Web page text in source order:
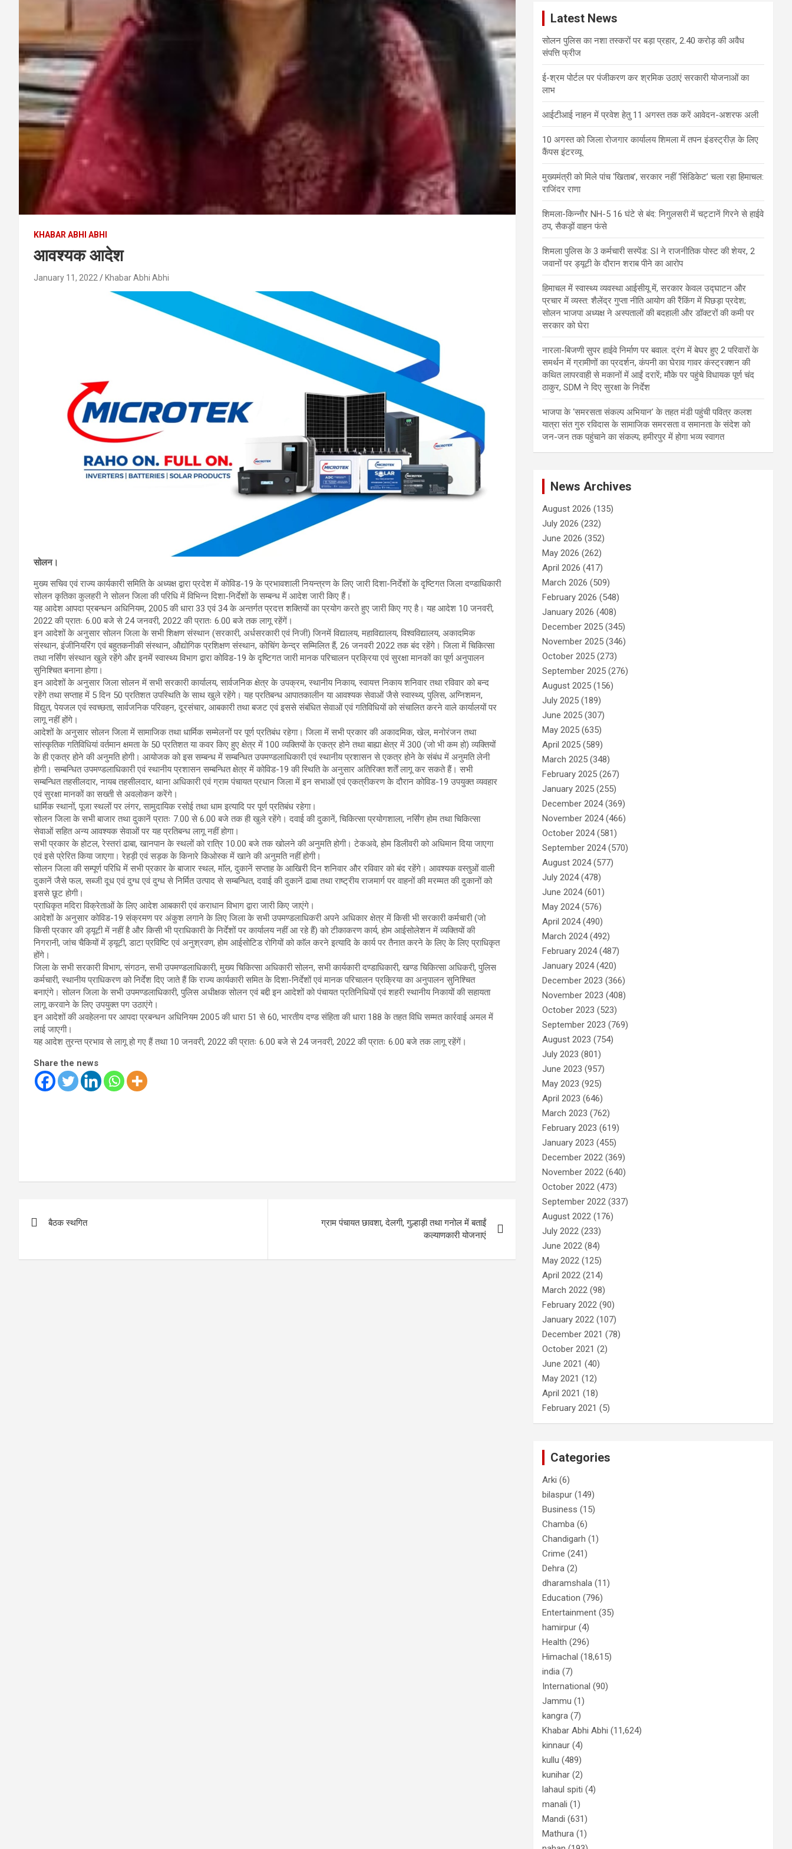
KHABAR ABHI ABHI
आवश्यक आदेश
January 11, 2022 Khabar Abhi Abhi
सोलन।
मुख्य सचिव एवं राज्य कार्यकारी समिति के अध्यक्ष द्वारा प्रदेश में कोविड-19 के प्रभावशाली नियन्त्रण के लिए जारी दिशा-निर्देशों के दृष्टिगत जिला दण्डाधिकारी
सोलन कृतिका कुलहरी ने सोलन जिला की परिधि में विभिन्न दिशा-निर्देशों के सम्बन्ध में आदेश जारी किए हैं।
यह आदेश आपदा प्रबन्धन अधिनियम, 2005 की धारा 33 एवं 34 के अन्तर्गत प्रदत्त शक्तियों का प्रयोग करते हुए जारी किए गए है। यह आदेश 10 जनवरी,
2022 की प्रातः 6.00 बजे से 24 जनवरी, 2022 की प्रातः 6.00 बजे तक लागू रहेंगें।
इन आदेशों के अनुसार सोलन जिला के सभी शिक्षण संस्थान (सरकारी, अर्धसरकारी एवं निजी) जिनमें विद्यालय, महाविद्यालय, विश्वविद्यालय, अकादमिक
संस्थान, इंजीनियरिंग एवं बहुतकनीकी संस्थान, औद्योगिक प्रशिक्षण संस्थान, कोचिंग केन्द्र सम्मिलित हैं, 26 जनवरी 2022 तक बंद रहेंगे। जिला में चिकित्सा
तथा नर्सिंग संस्थान खुले रहेंगे और इनमें स्वास्थ्य विभाग द्वारा कोविड-19 के दृष्टिगत जारी मानक परिचालन प्रक्रिया एवं सुरक्षा मानकों का पूर्ण अनुपालन
सुनिश्चित बनाना होगा।
इन आदेशों के अनुसार जिला सोलन में सभी सरकारी कार्यालय, सार्वजनिक क्षेत्र के उपक्रम, स्थानीय निकाय, स्वायत्त निकाय शनिवार तथा रविवार को बन्द
रहेंगे तथा सप्ताह में 5 दिन 50 प्रतिशत उपस्थिति के साथ खुले रहेंगे। यह प्रतिबन्ध आपातकालीन या आवश्यक सेवाओं जैसे स्वास्थ्य, पुलिस, अग्निशमन,
विद्युत, पेयजल एवं स्वच्छता, सार्वजनिक परिवहन, दूरसंचार, आबकारी तथा बजट एवं इससे संबंधित सेवाओं एवं गतिविधियों को संचालित करने वाले कार्यालयों पर
लागू नहीं होंगे।
आदेशों के अनुसार सोलन जिला में सामाजिक तथा धार्मिक सम्मेलनों पर पूर्ण प्रतिबंध रहेगा। जिला में सभी प्रकार की अकादमिक, खेल, मनोरंजन तथा
सांस्कृतिक गतिविधियां वर्तमान क्षमता के 50 प्रतिशत या कवर किए हुए क्षेत्र में 100 व्यक्तियों के एकत्र होने तथा बाह्या क्षेत्र में 300 (जो भी कम हो) व्यक्तियों
के ही एकत्र होने की अनुमति होगी। आयोजक को इस सम्बन्ध में सम्बन्धित उपमण्डलाधिकारी एवं स्थानीय प्रशासन से एकत्र होने के संबंध में अनुमति लेनी
होगी। सम्बन्धित उपमण्डलाधिकारी एवं स्थानीय प्रशासन सम्बन्धित क्षेत्र में कोविड-19 की स्थिति के अनुसार अतिरिक्त शर्तें लागू कर सकते हैं। सभी
सम्बन्धित तहसीलदार, नायब तहसीलदार, थाना अधिकारी एवं ग्राम पंचायत प्रधान जिला में इन सभाओं एवं एकत्रीकरण के दौरान कोविड-19 उपयुक्त व्यवहार
एवं सुरक्षा मानकों का सख्ती से अवलोकन करेंगे।
धार्मिक स्थानों, पूजा स्थलों पर लंगर, सामुदायिक रसोई तथा धाम इत्यादि पर पूर्ण प्रतिबंध रहेगा।
सोलन जिला के सभी बाजार तथा दुकानें प्रातः 7.00 से 6.00 बजे तक ही खुले रहेंगे। दवाई की दुकानें, चिकित्सा प्रयोगशाला, नर्सिंग होम तथा चिकित्सा
सेवाओं सहित अन्य आवश्यक सेवाओं पर यह प्रतिबन्ध लागू नहीं होगा।
सभी प्रकार के होटल, रेस्तरां ढाबा, खानपान के स्थलों को रात्रि 10.00 बजे तक खोलने की अनुमति होगी। टेकअवे, होम डिलीवरी को अधिमान दिया जाएगा
एवं इसे प्रेरित किया जाएगा। रेहड़ी एवं सड़क के किनारे किओस्क में खाने की अनुमति नहीं होगी।
सोलन जिला की सम्पूर्ण परिधि में सभी प्रकार के बाजार स्थल, माॅल, दुकानें सप्ताह के आखिरी दिन शनिवार और रविवार को बंद रहेंगे। आवश्यक वस्तुओं वाली
दुकानें जैसे फल, सब्जी दूध एवं दुग्ध एवं दुग्ध से निर्मित उत्पाद से सम्बन्धित, दवाई की दुकानें ढाबा तथा राष्ट्रीय राजमार्ग पर वाहनों की मरम्मत की दुकानों को
इससे छूट होगी।
प्राधिकृत मदिरा विक्रेताओं के लिए आदेश आबकारी एवं कराधान विभाग द्वारा जारी किए जाएंगे।
आदेशों के अनुसार कोविड-19 संक्रमण पर अंकुश लगाने के लिए जिला के सभी उपमण्डलाधिकरी अपने अधिकार क्षेत्र में किसी भी सरकारी कर्मचारी (जो
किसी प्रकार की ड्यूटी में नहीं है और किसी भी प्राधिकारी के निर्देशों पर कार्यालय नहीं आ रहे हैं) को टीकाकरण कार्य, होम आईसोलेशन में व्यक्तियों की
निगरानी, जांच चैकियों में ड्यूटी, डाटा प्रविष्टि एवं अनुश्रवण, होम आईसोटिड रोगियों को काॅल करने इत्यादि के कार्य पर तैनात करने के लिए के लिए प्राधिकृत
होंगे।
जिला के सभी सरकारी विभाग, संगठन, सभी उपमण्डलाधिकारी, मुख्य चिकित्सा अधिकारी सोलन, सभी कार्यकारी दण्डाधिकारी, खण्ड चिकित्सा अधिकरी, पुलिस
कर्मचारी, स्थानीय प्राधिकरण को निर्देश दिए जाते हैं कि राज्य कार्यकारी समित के दिशा-निर्देशों एवं मानक परिचालन प्रक्रिया का अनुपालन सुनिश्चित
बनाएंगे। सोलन जिला के सभी उपमण्डलाधिकारी, पुलिस अधीक्षक सोलन एवं बद्दी इन आदेशों को पंचायत प्रतिनिधियों एवं शहरी स्थानीय निकायों की सहायता
लागू करवाने के लिए उपयुक्त पग उठाएंगे।
इन आदेशों की अवहेलना पर आपदा प्रबन्धन अधिनियम 2005 की धारा 51 से 60, भारतीय दण्ड संहिता की धारा 188 के तहत विधि सम्मत कार्रवाई अमल में
लाई जाएगी।
यह आदेश तुरन्त प्रभाव से लागू हो गए हैं तथा 10 जनवरी, 2022 की प्रातः 6.00 बजे से 24 जनवरी, 2022 की प्रातः 6.00 बजे तक लागू रहेंगें।
Share the news
बैठक स्थगित
ग्राम पंचायत छावशा, देलगी, गुल्हाड़ी तथा गनोल में बताईं
कल्याणकारी योजनाएं
Latest News
सोलन पुलिस का नशा तस्करों पर बड़ा प्रहार, 2.40 करोड़ की अवैध
संपत्ति फ्रीज
ई-श्रम पोर्टल पर पंजीकरण कर श्रमिक उठाएं सरकारी योजनाओं का
लाभ
आईटीआई नाहन में प्रवेश हेतु 11 अगस्त तक करें आवेदन-अशरफ अली
10 अगस्त को जिला रोजगार कार्यालय शिमला में तपन इंडस्ट्रीज़ के लिए
कैंपस इंटरव्यू
मुख्यमंत्री को मिले पांच ‘खिताब’, सरकार नहीं ‘सिंडिकेट’ चला रहा हिमाचल:
राजिंदर राणा
शिमला-किन्नौर NH-5 16 घंटे से बंद: निगुलसरी में चट्टानें गिरने से हाईवे
ठप, सैकड़ों वाहन फंसे
शिमला पुलिस के 3 कर्मचारी सस्पेंड: SI ने राजनीतिक पोस्ट की शेयर, 2
जवानों पर ड्यूटी के दौरान शराब पीने का आरोप
हिमाचल में स्वास्थ्य व्यवस्था आईसीयू में, सरकार केवल उद्घाटन और
प्रचार में व्यस्त: शैलेंद्र गुप्ता नीति आयोग की रैंकिंग में पिछड़ा प्रदेश;
सोलन भाजपा अध्यक्ष ने अस्पतालों की बदहाली और डॉक्टरों की कमी पर
सरकार को घेरा
नारला-बिजणी सुपर हाईवे निर्माण पर बवाल: द्रंग में बेघर हुए 2 परिवारों के
समर्थन में ग्रामीणों का प्रदर्शन, कंपनी का घेराव गावर कंस्ट्रक्शन की
कथित लापरवाही से मकानों में आईं दरारें; मौके पर पहुंचे विधायक पूर्ण चंद
ठाकुर, SDM ने दिए सुरक्षा के निर्देश
भाजपा के ‘समरसता संकल्प अभियान’ के तहत मंडी पहुंची पवित्र कलश
यात्रा संत गुरु रविदास के सामाजिक समरसता व समानता के संदेश को
जन-जन तक पहुंचाने का संकल्प; हमीरपुर में होगा भव्य स्वागत
News Archives
August 2026 (135)
July 2026 (232)
June 2026 (352)
May 2026 (262)
April 2026 (417)
March 2026 (509)
February 2026 (548)
January 2026 (408)
December 2025 (345)
November 2025 (346)
October 2025 (273)
September 2025 (276)
August 2025 (156)
July 2025 (189)
June 2025 (307)
May 2025 (635)
April 2025 (589)
March 2025 (348)
February 2025 (267)
January 2025 (255)
December 2024(369)
November 2024(466)
October 2024(581)
September 2024(570)
August 2024(577)
July 2024(478)
June 2024(601)
May 2024(576)
April 2024(490)
March 2024(492)
February 2024(487)
January 2024(420)
December 2023 (366)
November 2023 (408)
October 2023 (523)
September 2023 (769)
August 2023 (754)
July 2023 (801)
June 2023 (957)
May 2023 (925)
April 2023 (646)
March 2023 (762)
February 2023 (619)
January 2023 (455)
December 2022 (369)
November 2022 (640)
October 2022 (473)
September 2022 (337)
August 2022 (176)
July 2022 (233)
June 2022 (84)
May 2022 (125)
April 2022 (214)
March 2022 (98)
February 2022 (90)
January 2022 (107)
December 2021 (78)
October 2021 (2)
June 2021 (40)
May 2021 (12)
April 2021 (18)
February 2021 (5)
Categories
Arki (6)
bilaspur (149)
Business (15)
Chamba (6)
Chandigarh (1)
Crime (241)
Dehra (2)
dharamshala (11)
Education (796)
Entertainment (35)
hamirpur (4)
Health (296)
Himachal (18,615)
india (7)
International (90)
Jammu (1)
kangra (7)
Khabar Abhi Abhi (11,624)
kinnaur (4)
kullu (489)
kunihar (2)
lahaul spiti (4)
manali (1)
Mandi (631)
Mathura (1)